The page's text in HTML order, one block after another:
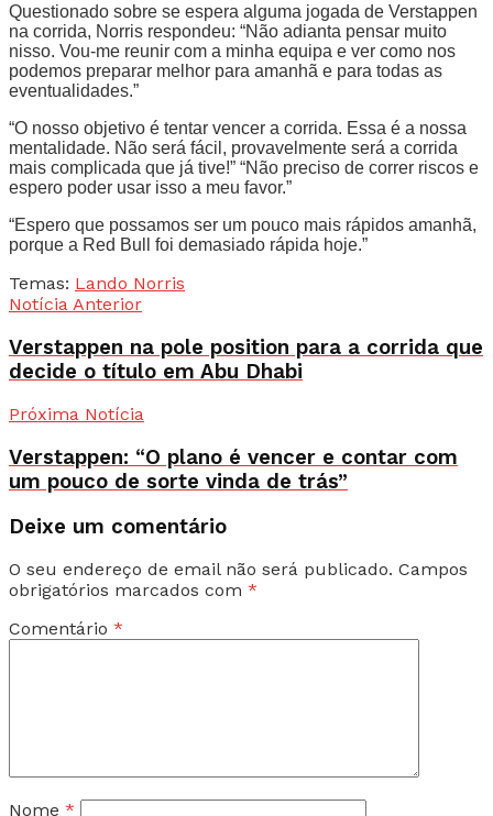
Questionado sobre se espera alguma jogada de Verstappen
na corrida, Norris respondeu: “Não adianta pensar muito
nisso. Vou-me reunir com a minha equipa e ver como nos
podemos preparar melhor para amanhã e para todas as
eventualidades.”
“O nosso objetivo é tentar vencer a corrida. Essa é a nossa
mentalidade. Não será fácil, provavelmente será a corrida
mais complicada que já tive!” “Não preciso de correr riscos e
espero poder usar isso a meu favor.”
“Espero que possamos ser um pouco mais rápidos amanhã,
porque a Red Bull foi demasiado rápida hoje.”
Temas: Lando Norris
Notícia Anterior
Verstappen na pole position para a corrida que
decide o título em Abu Dhabi
Próxima Notícia
Verstappen: “O plano é vencer e contar com
um pouco de sorte vinda de trás”
Deixe um comentário
O seu endereço de email não será publicado. Campos
obrigatórios marcados com *
Comentário *
Nome *